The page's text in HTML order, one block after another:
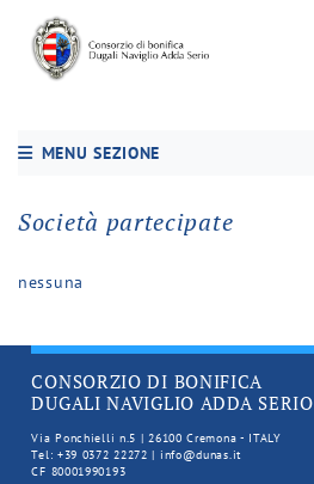
MENU SEZIONE
Società partecipate
nessuna
CONSORZIO DI BONIFICA
DUGALI NAVIGLIO ADDA SERIO
Via Ponchielli n.5 | 26100 Cremona - ITALY
Tel: +39 0372 22272 | info@dunas.it
CF 80001990193